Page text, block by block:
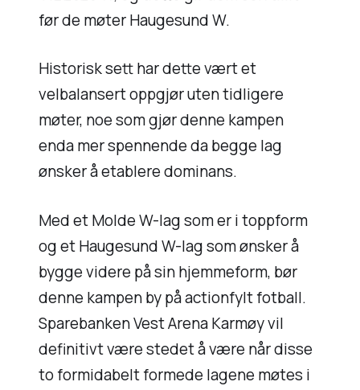
før de møter Haugesund W.
Historisk sett har dette vært et
velbalansert oppgjør uten tidligere
møter, noe som gjør denne kampen
enda mer spennende da begge lag
ønsker å etablere dominans.
Med et Molde W-lag som er i toppform
og et Haugesund W-lag som ønsker å
bygge videre på sin hjemmeform, bør
denne kampen by på actionfylt fotball.
Sparebanken Vest Arena Karmøy vil
definitivt være stedet å være når disse
to formidabelt formede lagene møtes i